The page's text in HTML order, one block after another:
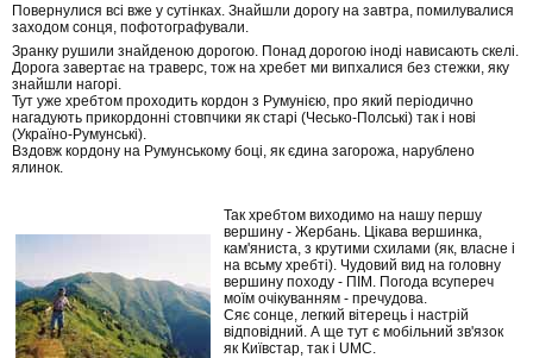
Повернулися всі вже у сутінках. Знайшли дорогу на завтра, помилувалися
заходом сонця, пофотографували.
Зранку рушили знайденою дорогою. Понад дорогою іноді нависають скелі.
Дорога завертає на траверс, тож на хребет ми випхалися без стежки, яку
знайшли нагорі.
Тут уже хребтом проходить кордон з Румунією, про який періодично
нагадують прикордонні стовпчики як старі (Чесько-Полські) так і нові
(Україно-Румунські).
Вздовж кордону на Румунському боці, як єдина загорожа, нарублено
ялинок.
Так хребтом виходимо на нашу першу
вершину - Жербань. Цікава вершинка,
кам'яниста, з крутими схилами (як, власне і
на всьму хребті). Чудовий вид на головну
вершину походу - ПІМ. Погода всупереч
моїм очікуванням - пречудова.
Сяє сонце, легкий вітерець і настрій
відповідний. А ще тут є мобільний зв'язок
як Київстар, так і UMC.